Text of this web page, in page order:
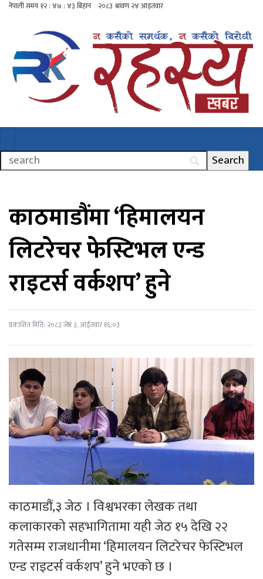
काठमाडौंमा ‘हिमालयन
लिटरेचर फेस्टिभल एन्ड
राइटर्स वर्कशप’ हुने
प्रकाशित मिति: २०८३ जेष्ठ ३, आईतवार १६:०३
काठमाडौं,३ जेठ । विश्वभरका लेखक तथा
कलाकारको सहभागितामा यही जेठ १५ देखि २२
गतेसम्म राजधानीमा ‘हिमालयन लिटरेचर फेस्टिभल
एन्ड राइटर्स वर्कशप’ हुने भएको छ ।